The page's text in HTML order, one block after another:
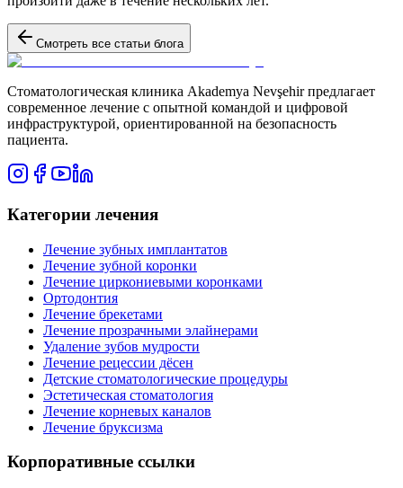
Смотреть все статьи блога
Стоматологическая клиника Akademya Nevşehir предлагает
современное лечение с опытной командой и цифровой
инфраструктурой, ориентированной на безопасность
пациента.
Категории лечения
Лечение зубных имплантатов
Лечение зубной коронки
Лечение циркониевыми коронками
Ортодонтия
Лечение брекетами
Лечение прозрачными элайнерами
Удаление зубов мудрости
Лечение рецессии дёсен
Детские стоматологические процедуры
Эстетическая стоматология
Лечение корневых каналов
Лечение бруксизма
Корпоративные ссылки